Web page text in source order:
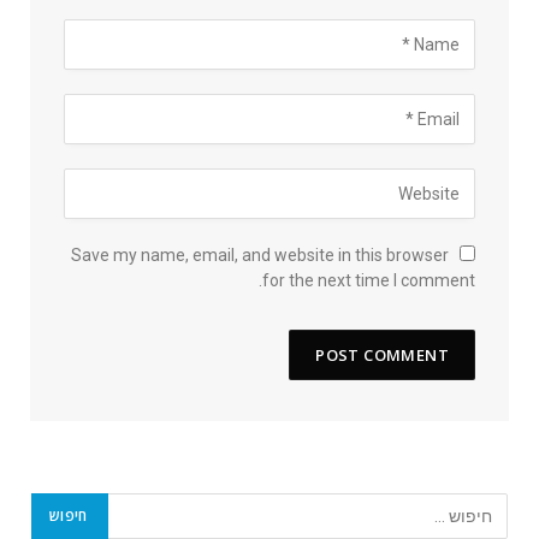
Save my name, email, and website in this browser
for the next time I comment.